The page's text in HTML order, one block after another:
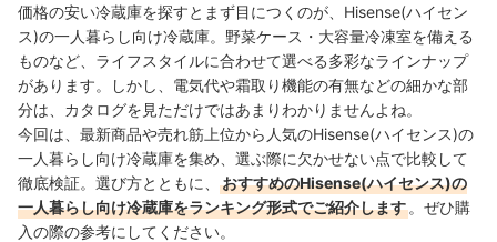
価格の安い冷蔵庫を探すとまず目につくのが、Hisense(ハイセン
ス)の一人暮らし向け冷蔵庫。野菜ケース・大容量冷凍室を備える
ものなど、ライフスタイルに合わせて選べる多彩なラインナップ
があります。しかし、電気代や霜取り機能の有無などの細かな部
分は、カタログを見ただけではあまりわかりませんよね。
今回は、最新商品や売れ筋上位から人気のHisense(ハイセンス)の
一人暮らし向け冷蔵庫を集め、選ぶ際に欠かせない点で比較して
徹底検証。選び方とともに、
おすすめのHisense(ハイセンス)の
一人暮らし向け冷蔵庫をランキング形式でご紹介します 。ぜひ購
入の際の参考にしてください。